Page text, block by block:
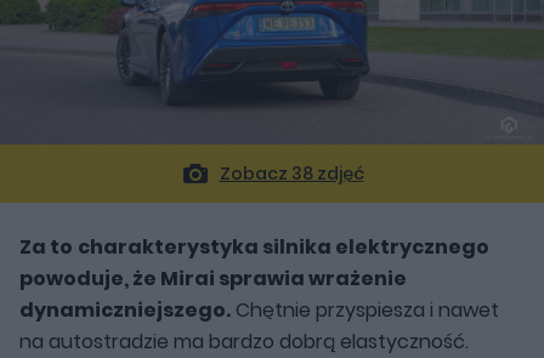
Zobacz 38 zdjęć
Za to charakterystyka silnika elektrycznego
powoduje, że Mirai sprawia wrażenie
dynamiczniejszego. Chętnie przyspiesza i nawet
na autostradzie ma bardzo dobrą elastyczność.